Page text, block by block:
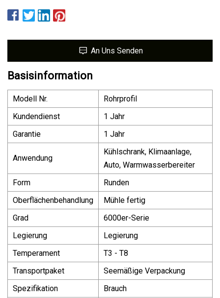
An Uns Senden
Basisinformation
Modell Nr.
Rohrprofil
Kundendienst
1 Jahr
Garantie
1 Jahr
Anwendung
Kühlschrank, Klimaanlage,
Auto, Warmwasserbereiter
Form
Runden
Oberflächenbehandlung
Mühle fertig
Grad
6000er-Serie
Legierung
Legierung
Temperament
T3 - T8
Transportpaket
Seemäßige Verpackung
Spezifikation
Brauch